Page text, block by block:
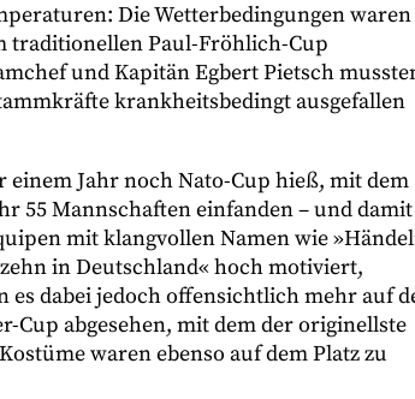
Die Wetterbedingungen waren
traditionellen Paul-Fröhlich-Cup
und Kapitän Egbert Pietsch
krankheitsbedingt ausgefallen
Jahr noch Nato-Cup hieß, mit dem
55 Mannschaften einfanden – und damit
mit klangvollen Namen wie
in Deutschland« hoch motiviert,
dabei jedoch offensichtlich mehr auf
Cup abgesehen, mit dem der originellste
waren ebenso auf dem Platz zu